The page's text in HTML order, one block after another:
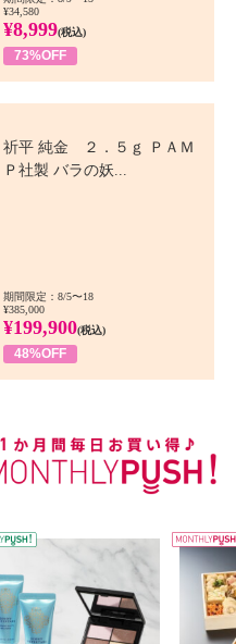
¥34,580
¥8,999(税込)
73%OFF
祈平 純金 ２．５ｇ ＰＡＭ
Ｐ社製 バラの妖...
期間限定：8/5〜18
¥385,000
¥199,900(税込)
48%OFF
WEEKLY PUSH